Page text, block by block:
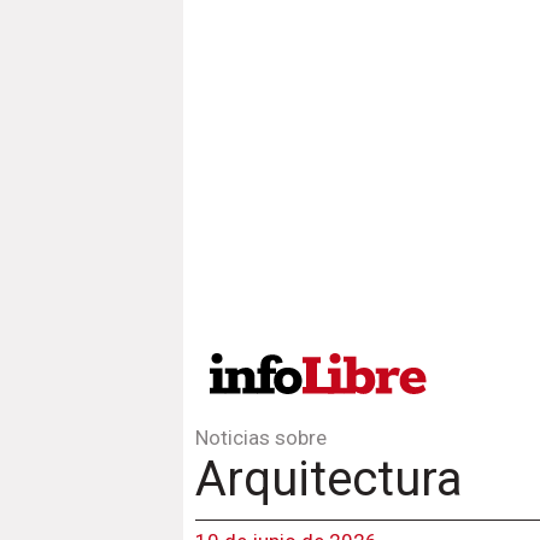
Noticias sobre
Arquitectura